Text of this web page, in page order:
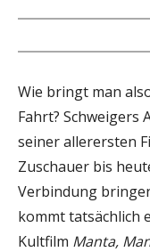
Wie bringt man
Fahrt? Schweigers
seiner allerersten
Zuschauer bis
Verbindung
kommt tatsächlich
Kultfilm Manta,